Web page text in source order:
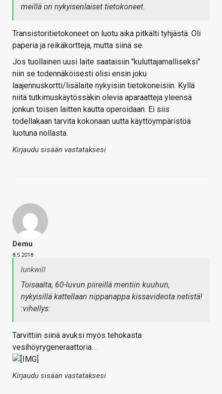
meillä on nykyisenlaiset tietokoneet.
Transistoritietokoneet on luotu aika pitkälti tyhjästä. Oli
paperia ja reikäkortteja, mutta siinä se.
Jos tuollainen uusi laite saataisiin "kuluttajamalliseksi"
niin se todennäköisesti olisi ensin joku
laajennuskortti/lisälaite nykyisiin tietokoneisiin. Kyllä
niitä tutkimuskäytössäkin olevia aparaatteja yleensä
jonkun toisen laitten kautta operoidaan. Ei siis
todellakaan tarvita kokonaan uutta käyttöympäristöä
luotuna nollasta.
Kirjaudu sisään vastataksesi
Demu
8.5.2018
lunkwill
Toisaalta, 60-luvun piireillä mentiin kuuhun,
nykyisillä kattellaan nippanappa kissavideota netistä!
:vihellys:
Tarvittiin siinä avuksi myös tehokasta
vesihöyrygeneraattoria…
Kirjaudu sisään vastataksesi